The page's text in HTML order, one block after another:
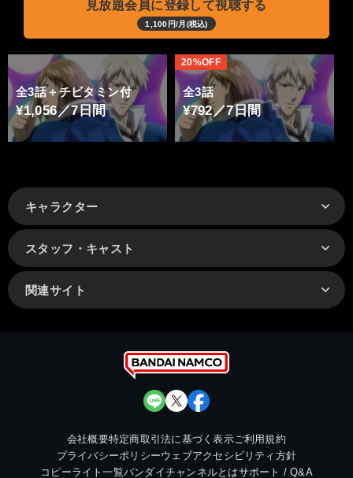
見放題会員に登録して視聴する
1,100円/月(税込)
全3話＋チビタミン付
¥1,056／7日間
全3話
¥792／7日間
20%OFF
キャラクター
スタッフ・キャスト
関連サイト
会社概要特定商取引法に基づく表示ご利用規約
プライバシーポリシーウェブアクセシビリティ方針
コピーライト一覧バンダイチャンネルとはサポート / Q&A